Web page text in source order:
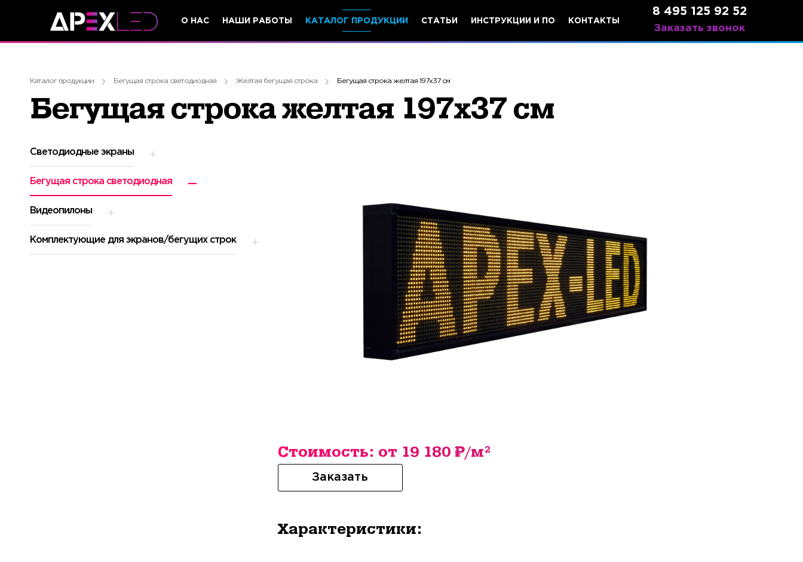
О НАС НАШИ РАБОТЫ КАТАЛОГ ПРОДУКЦИИ СТАТЬИ ИНСТРУКЦИИ И ПО КОНТАКТЫ
8 495 125 92 52
Заказать звонок
Каталог продукции Бегущая строка светодиодная Желтая бегущая строка Бегущая строка желтая 197х37 см
Бегущая строка желтая 197х37 см
Светодиодные экраны
Бегущая строка светодиодная
Видеопилоны
Комплектующие для экранов/бегущих строк
Стоимость: от 19 180 ₽/м²
Заказать
Характеристики: